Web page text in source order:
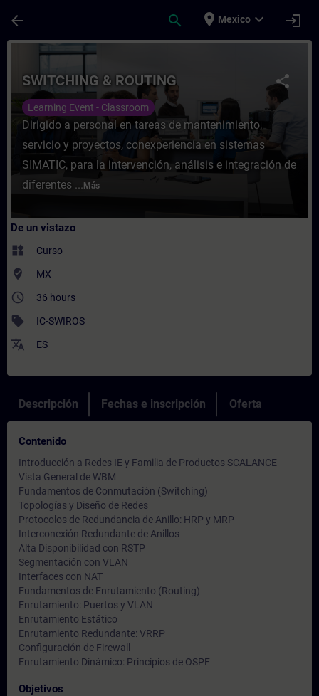
arrow_back search place Mexico expand_more login
Curso - SWITCHING & ROUTING -
share
SWITCHING & ROUTING
Learning Event - Classroom
Dirigido a personal en tareas de mantenimiento,
servicio y proyectos, conexperiencia en sistemas
SIMATIC, para la intervención, análisis e integración de
diferentes ... Más
De un vistazo
widgets Curso
where_to_vote MX
access_time 36 hours
sell IC-SWIROS
translate ES
Descripción Fechas e inscripción Oferta
Contenido
Introducción a Redes IE y Familia de Productos SCALANCE
Vista General de WBM
Fundamentos de Conmutación (Switching)
Topologías y Diseño de Redes
Protocolos de Redundancia de Anillo: HRP y MRP
Interconexión Redundante de Anillos
Alta Disponibilidad con RSTP
Segmentación con VLAN
Interfaces con NAT
Fundamentos de Enrutamiento (Routing)
Enrutamiento: Puertos y VLAN
Enrutamiento Estático
Enrutamiento Redundante: VRRP
Configuración de Firewall
Enrutamiento Dinámico: Principios de OSPF
Objetivos